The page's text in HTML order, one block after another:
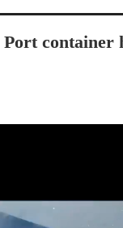
container